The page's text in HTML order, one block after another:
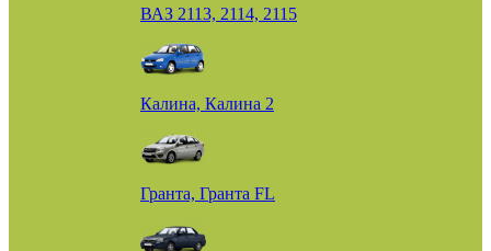
ВАЗ 2113, 2114, 2115
Калина, Калина 2
Гранта, Гранта FL